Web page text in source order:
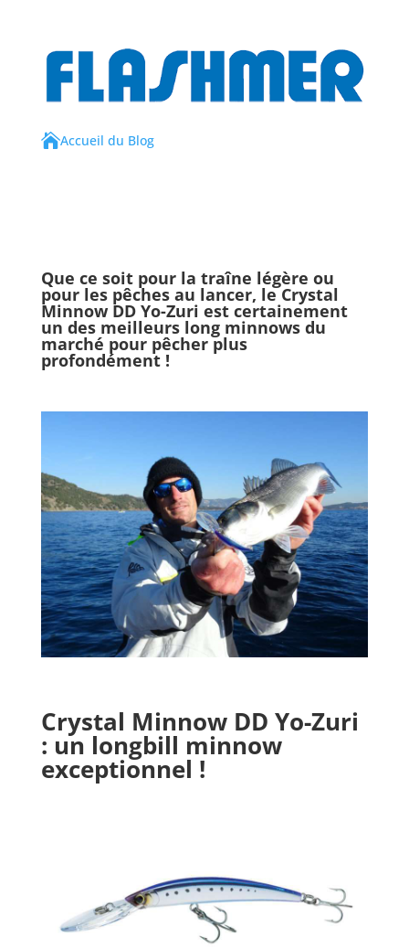
Accueil du Blog
Que ce soit pour la traîne légère ou
pour les pêches au lancer, leCrystal
Minnow DD Yo-Zuri est certainement
un des meilleurs long minnows du
marché pour pêcher plus
profondément !
Crystal Minnow DD Yo-Zuri
: un longbill minnow
exceptionnel !